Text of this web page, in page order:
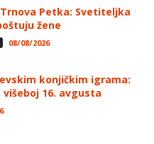
Petka: Svetiteljka
žene
08/08/2026
konjičkim igrama:
16. avgusta